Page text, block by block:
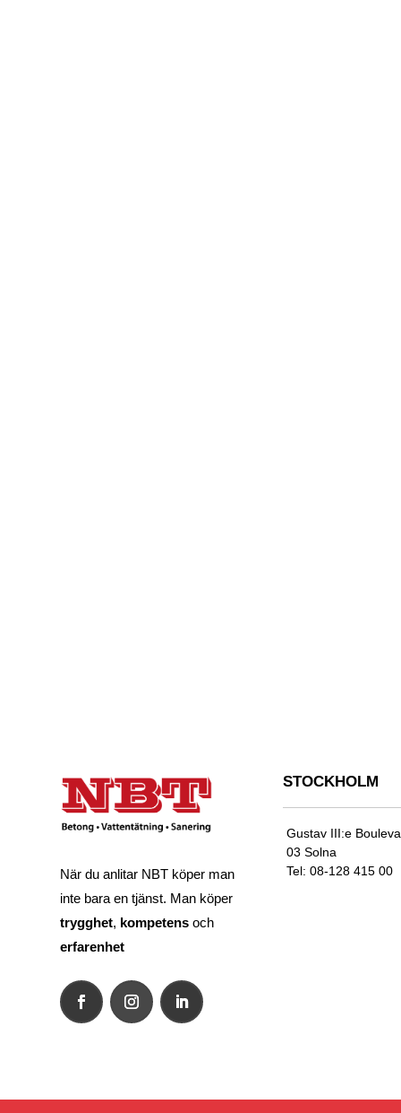
När du anlitar NBT köper man
inte bara en tjänst. Man köper
trygghet, kompetens och
erfarenhet
STOCKHOLM
Gustav III:e
03 Solna
Tel: 08-128 415 00